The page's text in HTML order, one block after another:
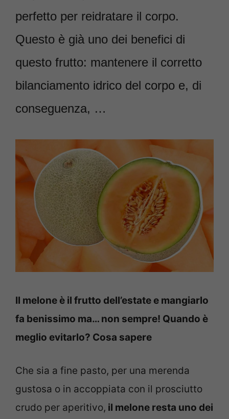
perfetto per reidratare il corpo.
Questo è già uno dei benefici di
questo frutto: mantenere il corretto
bilanciamento idrico del corpo e, di
conseguenza, …
Il melone è il frutto dell’estate e mangiarlo
fa benissimo ma… non sempre! Quando è
meglio evitarlo? Cosa sapere
Che sia a fine pasto, per una merenda
gustosa o in accoppiata con il prosciutto
crudo per aperitivo, il melone resta uno dei